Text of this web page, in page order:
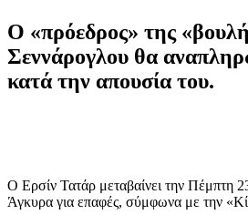
Ο «πρόεδρος» της
Σεννάρογλου θα
κατά την απουσία του.
Ο Ερσίν Τατάρ μεταβαίνει την Πέμπτη
Άγκυρα για επαφές, σύμφωνα με την